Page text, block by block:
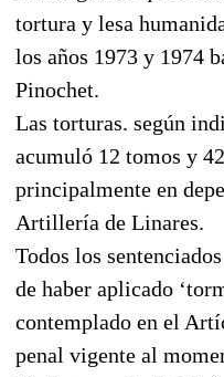
tortura y lesa
los años 1973 y 1974
Pinochet.
Las torturas. según
acumuló 12 tomos y
principalmente en
Artillería de Linares.
Todos los
de haber aplicado
contemplado en el
penal vigente al